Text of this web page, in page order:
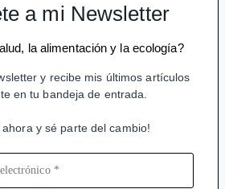
a mi Newsletter
la alimentación y la ecología?
y recibe mis últimos artículos
en tu bandeja de entrada.
ahora y sé parte del cambio!